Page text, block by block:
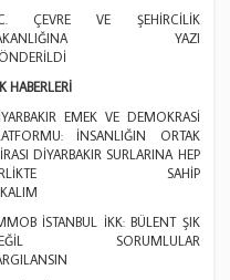
ÇEVRE VE ŞEHİRCİLİK
YAZI
HABERLERİ
EMEK VE DEMOKRASİ
İNSANLIĞIN ORTAK
DİYARBAKIR SURLARINA HEP
SAHİP
İSTANBUL İKK: BÜLENT ŞIK
SORUMLULAR